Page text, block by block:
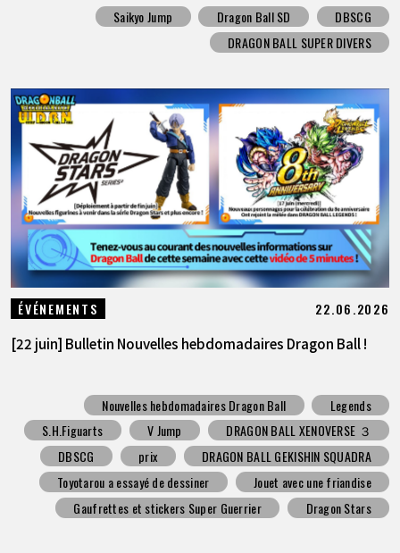
Saikyo Jump Dragon Ball SD
DBSCG
DRAGON BALL SUPER DIVERS
ÉVÉNEMENTS 22.06.2026
[22 juin] Bulletin Nouvelles hebdomadaires Dragon Ball !
Nouvelles hebdomadaires Dragon Ball
Legends
S.H.Figuarts
V Jump
DRAGON BALL XENOVERSE ３
DBSCG
prix
DRAGON BALL GEKISHIN SQUADRA
Toyotarou a essayé de dessiner
Jouet avec une friandise
Gaufrettes et stickers Super Guerrier
Dragon Stars